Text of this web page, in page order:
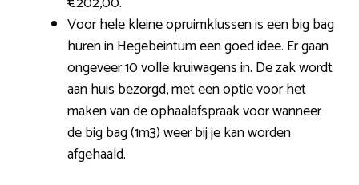
Voor hele kleine opruimklussen is een big bag
huren in Hegebeintum een goed idee. Er gaan
ongeveer 10 volle kruiwagens in. De zak wordt
aan huis bezorgd, met een optie voor het
maken van de ophaalafspraak voor wanneer
de big bag (1m3) weer bij je kan worden
afgehaald.